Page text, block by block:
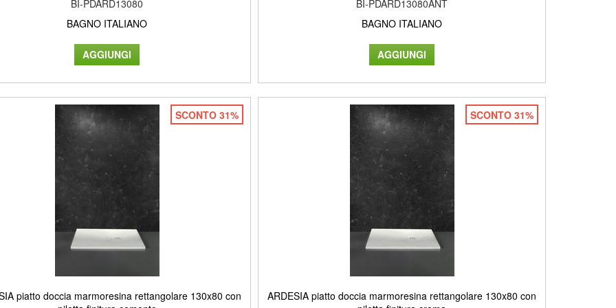
BI-PDARD13080
BAGNO ITALIANO
BI-PDARD13080ANT
BAGNO ITALIANO
SCONTO 31%
piatto doccia marmoresina rettangolare 130x80 con
SCONTO 31%
ARDESIA piatto doccia marmoresina rettangolare 130x80 con